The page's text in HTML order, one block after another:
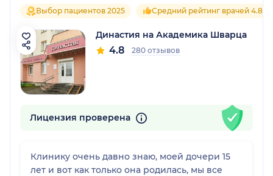
Выбор пациентов 2025 Средний рейтинг врачей 4.8
Династия на Академика Шварца
4.8 280 отзывов
Лицензия проверена
Клинику очень давно знаю, моей дочери 15
лет и вот как только она родилась, мы все